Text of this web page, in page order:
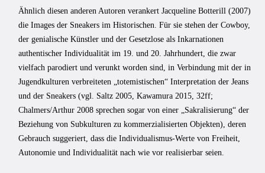
Ähnlich diesen anderen Autoren verankert Jacqueline Botterill (2007)
die Images der Sneakers im Historischen. Für sie stehen der Cowboy,
der genialische Künstler und der Gesetzlose als Inkarnationen
authentischer Individualität im 19. und 20. Jahrhundert, die zwar
vielfach parodiert und verunkt worden sind, in Verbindung mit der in
Jugendkulturen verbreiteten „totemistischen“ Interpretation der Jeans
und der Sneakers (vgl. Saltz 2005, Kawamura 2015, 32ff;
Chalmers/Arthur 2008 sprechen sogar von einer „Sakralisierung“ der
Beziehung von Subkulturen zu kommerzialisierten Objekten), deren
Gebrauch suggeriert, dass die Individualismus-Werte von Freiheit,
Autonomie und Individualität nach wie vor realisierbar seien.